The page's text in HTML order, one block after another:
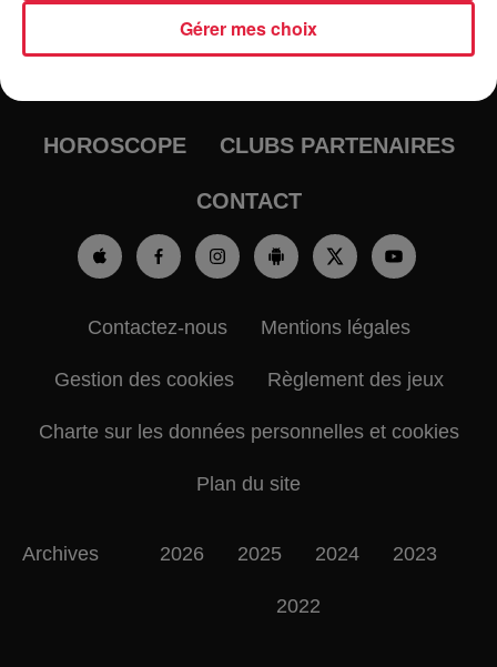
TRAQUEURS D'EMPLOI
HOROSCOPE CLUBS PARTENAIRES
CONTACT
Contactez-nous Mentions légales
Gestion des cookies Règlement des jeux
Charte sur les données personnelles et cookies
Plan du site
Archives 2026 2025 2024 2023
2022
Gérer mes choix